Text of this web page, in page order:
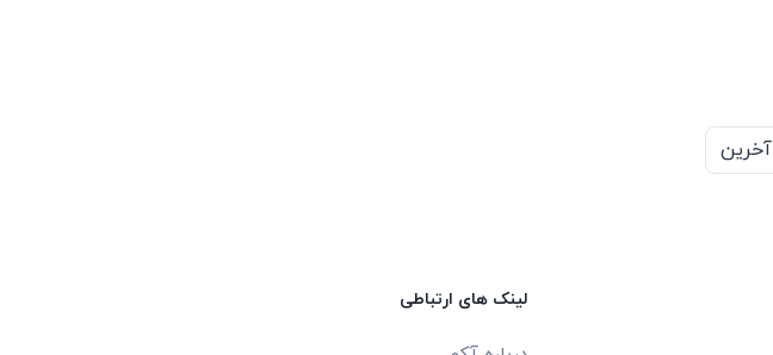
آخرین
لینک های ارتباطی